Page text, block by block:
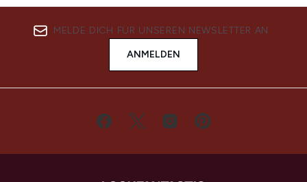
MELDE DICH FÜR UNSEREN NEWSLETTER AN
ANMELDEN